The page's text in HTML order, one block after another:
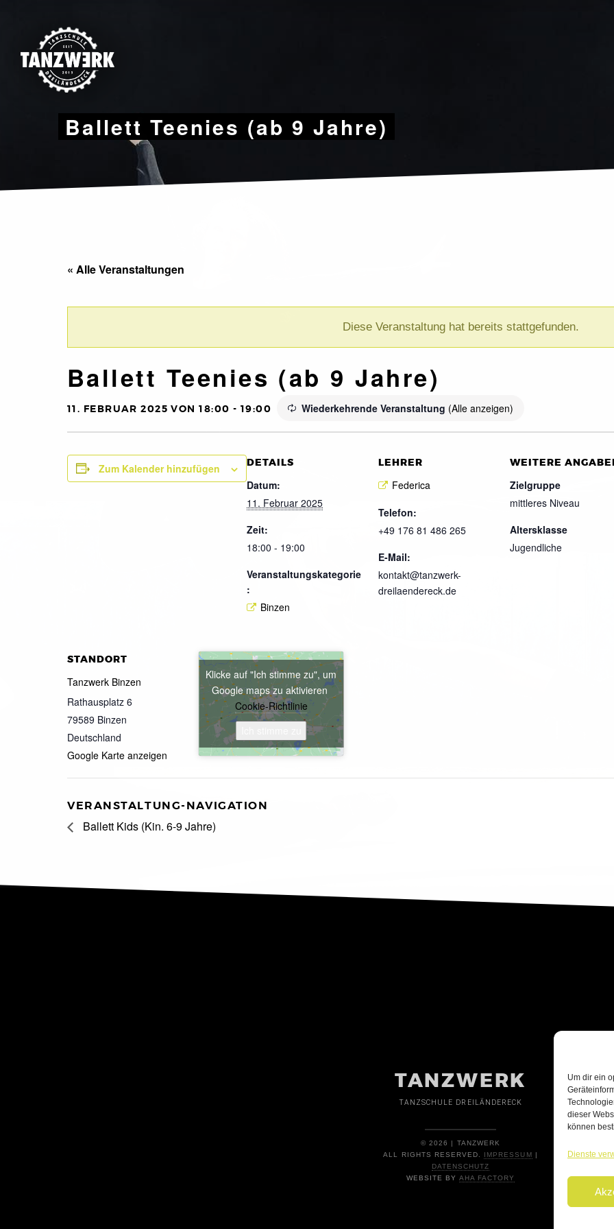
Um dir ein
dieser
können
Dienste
content
Ballett Teenies (ab 9 Jahre)
« Alle Veranstaltungen
Diese Veranstaltung hat bereits stattgefunden.
Ballett Teenies (ab 9 Jahre)
11. FEBRUAR 2025 VON 18:00 - 19:00 Wiederkehrende Veranstaltung (Alle anzeigen)
Zum Kalender hinzufügen DETAILS
Datum:
11. Februar 2025
Zeit:
18:00 - 19:00
Veranstaltungskategorie
:
Binzen
LEHRER
Federica
Telefon:
+49 176 81 486 265
E-Mail:
kontakt@tanzwerk-
dreilaendereck.de
WEITERE
Zielgruppe
mittleres Niveau
Altersklasse
Jugendliche
STANDORT
Tanzwerk Binzen
Rathausplatz 6
79589 Binzen
Deutschland
Google Karte anzeigen
Klicke auf "Ich stimme zu", um
Google maps zu aktivieren
Cookie-Richtlinie
VERANSTALTUNG-NAVIGATION
Ballett Kids (Kin. 6-9 Jahre)
TANZWERK
TANZSCHULE DREILÄNDERECK
© 2026 | TANZWERK
ALL RIGHTS RESERVED. IMPRESSUM |
DATENSCHUTZ
WEBSITE BY AHA FACTORY